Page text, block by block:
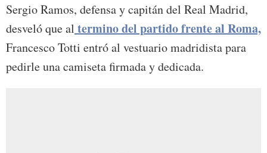
Sergio Ramos, defensa y capitán del Real Madrid,
desveló que al termino del partido frente al Roma,
Francesco Totti entró al vestuario madridista para
pedirle una camiseta firmada y dedicada.